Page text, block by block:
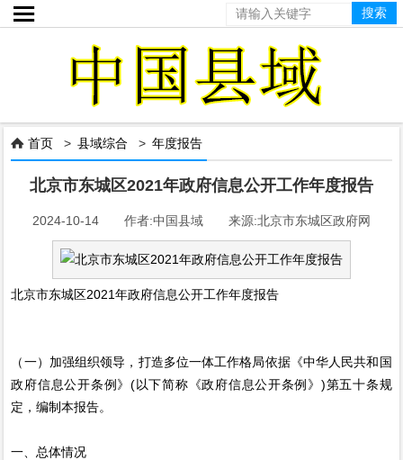

 首页 >县域综合 >年度报告
北京市东城区2021年政府信息公开工作年度报告
2024-10-14 作者:中国县域 来源:北京市东城区政府网
北京市东城区2021年政府信息公开工作年度报告
（一）加强组织领导，打造多位一体工作格局依据《中华人民共和国
政府信息公开条例》(以下简称《政府信息公开条例》)第五十条规
定，编制本报告。
一、总体情况